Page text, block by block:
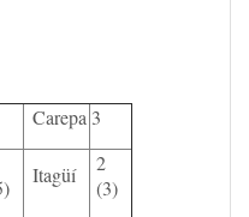
Carepa 3
Itagüí
2
(3)